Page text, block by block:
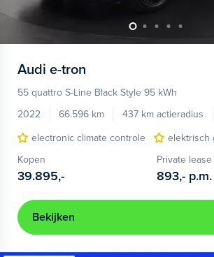
Audi e-tron
55 quattro S-Line Black Style 95 kWh
2022
66.596 km 437 km actieradius
electronic climate controle
elektrisch
Kopen
39.895,-
Private lease
893,- p.m.
Bekijken